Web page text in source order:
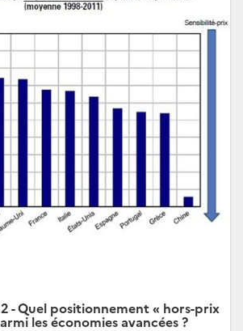
- Quel positionnement « hors-prix
les économies avancées ?